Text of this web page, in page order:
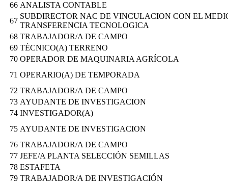
66 ANALISTA CONTABLE
67
SUBDIRECTOR NAC DE VINCULACION CON EL
TRANSFERENCIA TECNOLOGICA
68 TRABAJADOR/A DE CAMPO
69 TÉCNICO(A) TERRENO
70 OPERADOR DE MAQUINARIA AGRÍCOLA
71 OPERARIO(A) DE TEMPORADA
72 TRABAJADOR/A DE CAMPO
73 AYUDANTE DE INVESTIGACION
74 INVESTIGADOR(A)
75 AYUDANTE DE INVESTIGACION
76 TRABAJADOR/A DE CAMPO
77 JEFE/A PLANTA SELECCIÓN SEMILLAS
78 ESTAFETA
79 TRABAJADOR/A DE INVESTIGACIÓN